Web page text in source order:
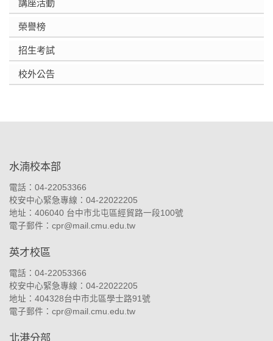
講座活動
榮譽榜
招生考試
校外公告
水湳校本部
電話：04-22053366
校安中心緊急專線：04-22022205
地址： 406040 台中市北屯區經貿路一段100號
電子郵件： cpr@mail.cmu.edu.tw
英才校區
電話：04-22053366
校安中心緊急專線：04-22022205
地址： 404328台中市北區學士路91號
電子郵件： cpr@mail.cmu.edu.tw
北港分部